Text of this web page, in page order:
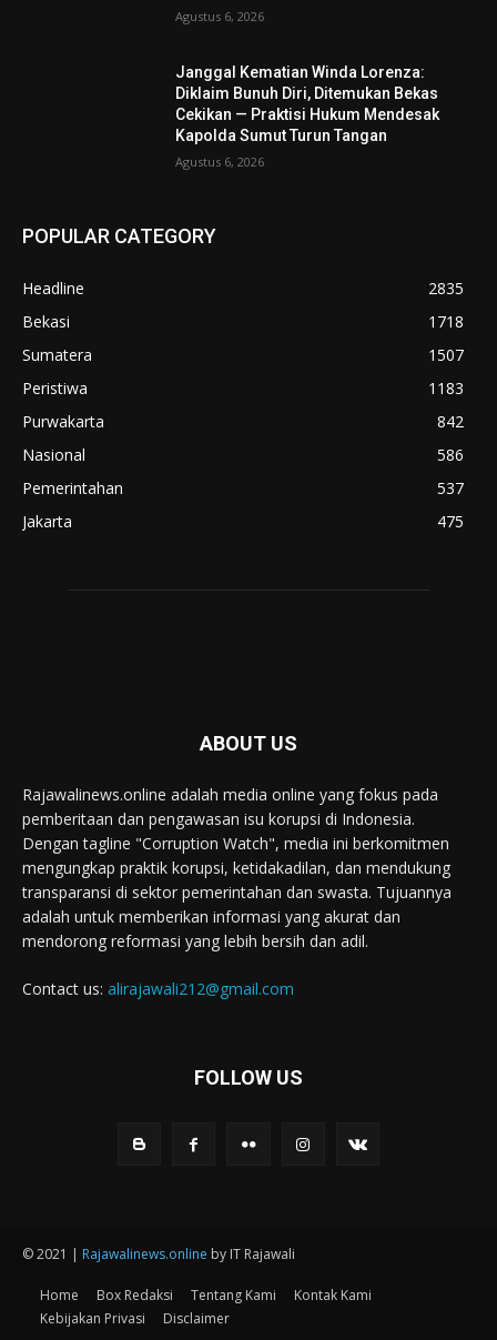
Agustus 6, 2026
Janggal Kematian Winda Lorenza:
Diklaim Bunuh Diri, Ditemukan Bekas
Cekikan — Praktisi Hukum Mendesak
Kapolda Sumut Turun Tangan
Agustus 6, 2026
POPULAR CATEGORY
Headline
2835
Bekasi
1718
Sumatera
1507
Peristiwa
1183
Purwakarta
842
Nasional
586
Pemerintahan
537
Jakarta
475
ABOUT US
Rajawalinews.online adalah media online yang fokus pada
pemberitaan dan pengawasan isu korupsi di Indonesia.
Dengan tagline "Corruption Watch", media ini berkomitmen
mengungkap praktik korupsi, ketidakadilan, dan mendukung
transparansi di sektor pemerintahan dan swasta. Tujuannya
adalah untuk memberikan informasi yang akurat dan
mendorong reformasi yang lebih bersih dan adil.
Contact us: alirajawali212@gmail.com
FOLLOW US
© 2021 | Rajawalinews.online by IT Rajawali
Home Box Redaksi Tentang Kami
Kontak Kami
Kebijakan Privasi
Disclaimer